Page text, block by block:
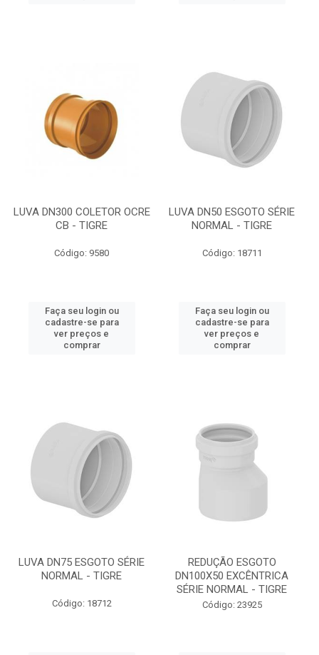
LUVA DN300 COLETOR OCRE
CB - TIGRE
Código: 9580
Faça seu login ou
cadastre-se para
ver preços e
comprar
LUVA DN50 ESGOTO SÉRIE
NORMAL - TIGRE
Código: 18711
Faça seu login ou
cadastre-se para
ver preços e
comprar
LUVA DN75 ESGOTO SÉRIE
NORMAL - TIGRE
Código: 18712
REDUÇÃO ESGOTO
DN100X50 EXCÊNTRICA
SÉRIE NORMAL - TIGRE
Código: 23925